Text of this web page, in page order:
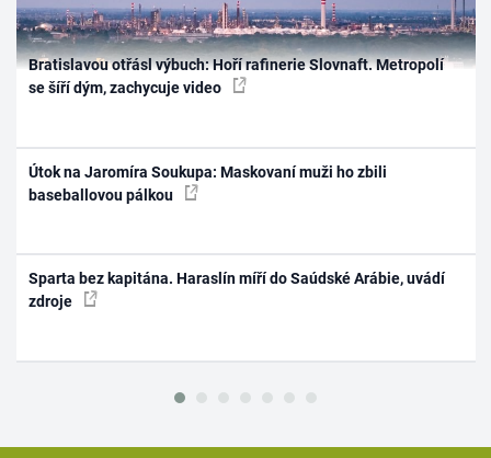
Bratislavou otřásl výbuch: Hoří rafinerie Slovnaft. Metropolí
se šíří dým, zachycuje video
Útok na Jaromíra Soukupa: Maskovaní muži ho zbili
baseballovou pálkou
Sparta bez kapitána. Haraslín míří do Saúdské Arábie, uvádí
zdroje